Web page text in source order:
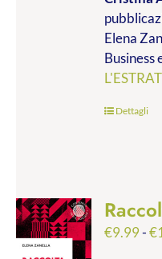
Elena
Business
Dettagli
€9.99-€